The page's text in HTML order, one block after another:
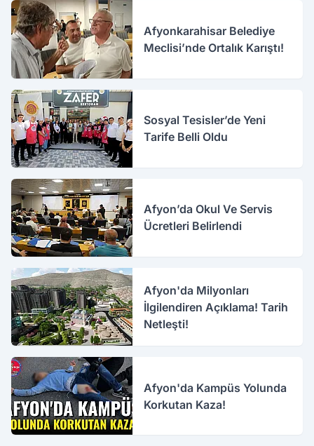
Afyonkarahisar Belediye
Meclisi’nde Ortalık Karıştı!
Sosyal Tesisler’de Yeni
Tarife Belli Oldu
Afyon’da Okul Ve Servis
Ücretleri Belirlendi
Afyon'da Milyonları
İlgilendiren Açıklama! Tarih
Netleşti!
Afyon'da Kampüs Yolunda
Korkutan Kaza!